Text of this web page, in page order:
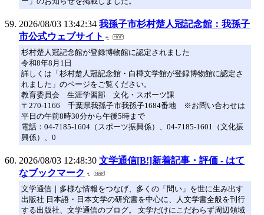
2026/08/03 13:42:34 我孫子市杉村楚人冠記念館：我孫子
市公式ウェブサイト
杉村楚人冠記念館が登録博物館に認定されました
令和8年8月1日
詳しくは「杉村楚人冠記念館・白樺文学館が登録博物館に認定さ
れました」のページをご覧ください。
教育委員会 生涯学習部 文化・スポーツ課
〒270-1166 千葉県我孫子市我孫子1684番地 ※お問い合わせは
平日の午前8時30分から午後5時まで
電話：04-7185-1604（スポーツ振興係）、04-7185-1601（文化振
興係）、0
2026/08/03 12:48:30 文学通信[B!]新着記事・評価 - はて
なブックマーク
文学通信｜多様な情報をつなげ、多くの「問い」を世に生み出す
出版社 日本語・日本文学の研究書を中心に、人文学書全般を刊行
する出版社、文学通信のブログ。 文学だけにこだわらず周辺領域